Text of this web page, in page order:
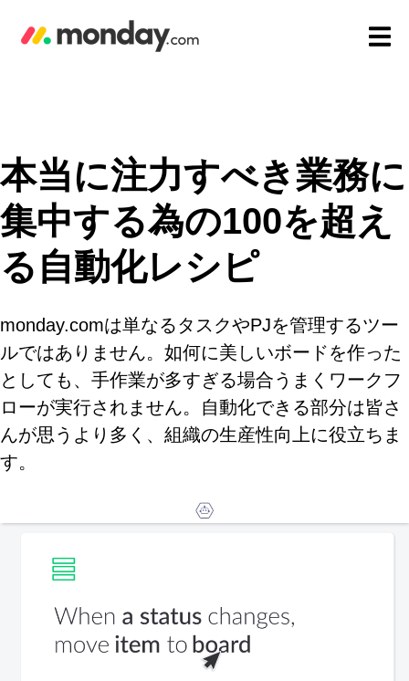
本当に注力すべき業務に
集中する為の100を超え
る自動化レシピ
monday.comは単なるタスクやPJを管理するツー
ルではありません。如何に美しいボードを作った
としても、手作業が多すぎる場合うまくワークフ
ローが実行されません。自動化できる部分は皆さ
んが思うより多く、組織の生産性向上に役立ちま
す。